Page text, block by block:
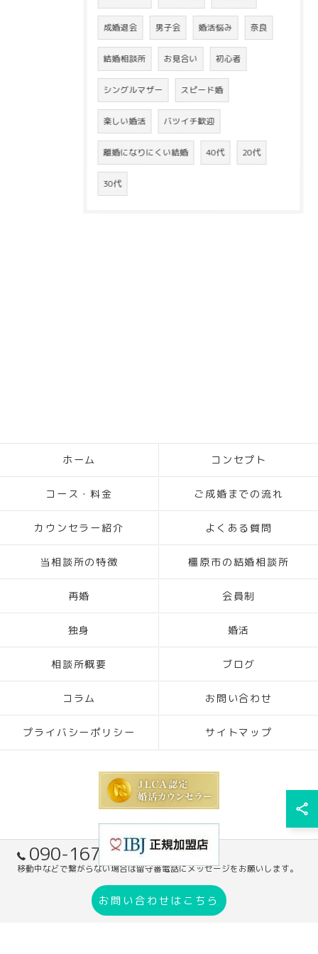
成婚退会 男子会 婚活悩み 奈良
結婚相談所 お見合い 初心者
シングルマザー スピード婚
楽しい婚活 バツイチ歓迎
離婚になりにくい結婚 40代 20代
30代
090-1671-7305
移動中などで繋がらない場合は留守番電話にメッセージをお願いします。
お問い合わせはこちら
ホーム コンセプト
コース・料金 ご成婚までの流れ
カウンセラー紹介 よくある質問
当相談所の特徴 橿原市の結婚相談所
再婚 会員制
独身 婚活
相談所概要 ブログ
コラム お問い合わせ
プライバシーポリシー サイトマップ
© 2026 奈良の結婚相談所ならブライダルサポート HaRiS mariage ALL RIGHTS
RESERVED.